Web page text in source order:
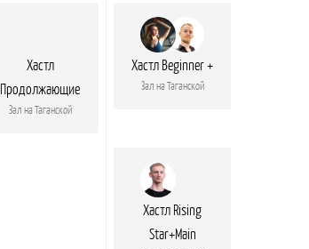
Хастл
Продолжающие
Зал на Таганской
Хастл Beginner +
Зал на Таганской
Хастл Rising
Star+Main